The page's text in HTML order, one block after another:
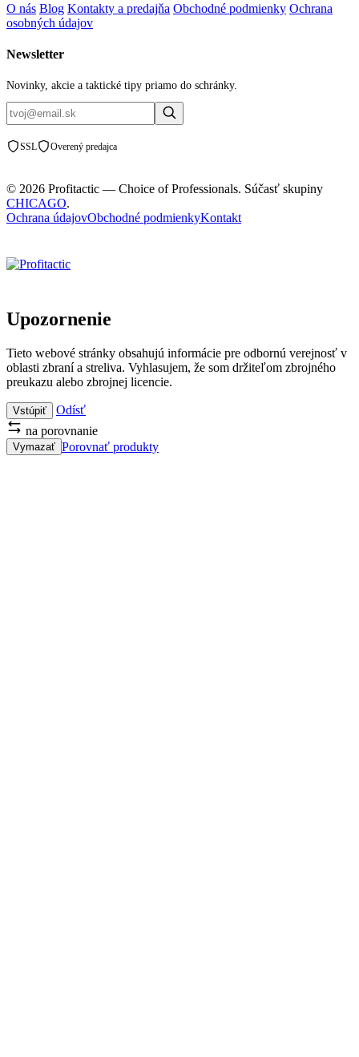
O nás Blog Kontakty a predajňa Obchodné podmienky Ochrana
osobných údajov
Newsletter
Novinky, akcie a taktické tipy priamo do schránky.
SSL Overený predajca
© 2026 Profitactic — Choice of Professionals. Súčasť skupiny
CHICAGO.
Ochrana údajovObchodné podmienkyKontakt
Upozornenie
Tieto webové stránky obsahujú informácie pre odbornú verejnosť v
oblasti zbraní a streliva. Vyhlasujem, že som držiteľom zbrojného
preukazu alebo zbrojnej licencie.
Vstúpiť
Odísť
na porovnanie
Vymazať Porovnať produkty